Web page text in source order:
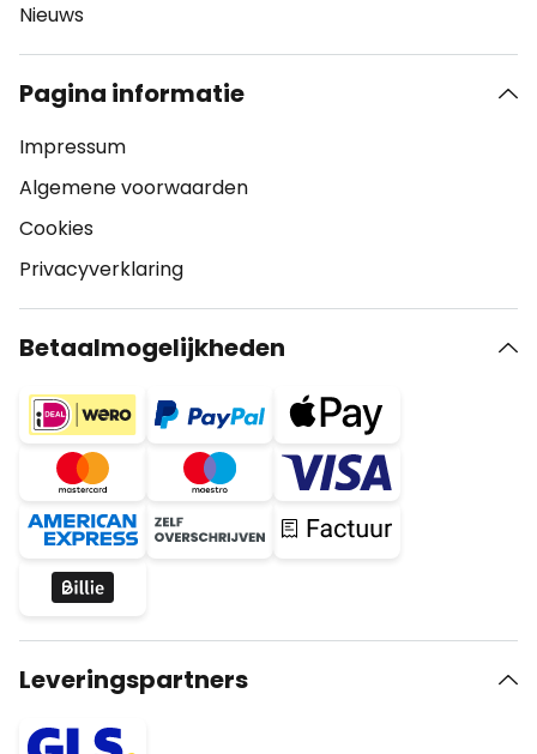
Nieuws
Pagina informatie
Impressum
Algemene voorwaarden
Cookies
Privacyverklaring
Betaalmogelijkheden
Leveringspartners